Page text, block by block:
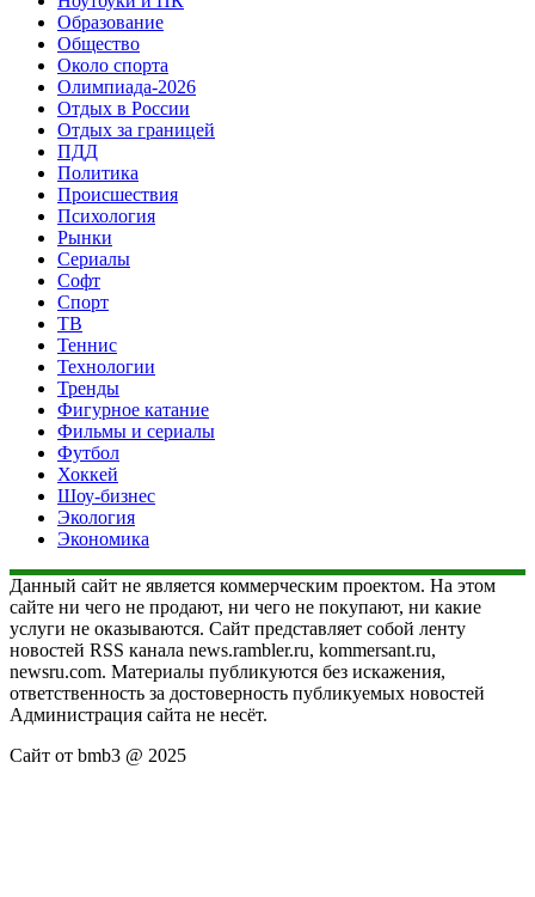
Образование
Общество
Около спорта
Олимпиада-2026
Отдых в России
Отдых за границей
ПДД
Политика
Происшествия
Психология
Рынки
Сериалы
Софт
Спорт
ТВ
Теннис
Технологии
Тренды
Фигурное катание
Фильмы и сериалы
Футбол
Хоккей
Шоу-бизнес
Экология
Экономика
Данный сайт не является коммерческим проектом. На этом
сайте ни чего не продают, ни чего не покупают, ни какие
услуги не оказываются. Сайт представляет собой ленту
новостей RSS канала news.rambler.ru, kommersant.ru,
newsru.com. Материалы публикуются без искажения,
ответственность за достоверность публикуемых новостей
Администрация сайта не несёт.
Сайт от bmb3 @ 2025